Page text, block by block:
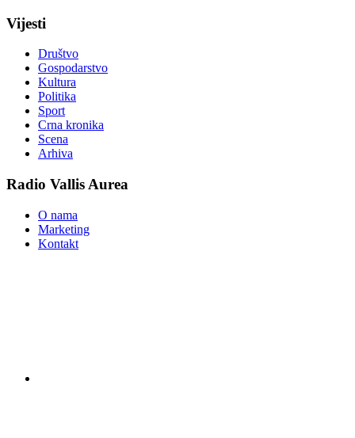
Vijesti
Društvo
Gospodarstvo
Kultura
Politika
Sport
Crna kronika
Scena
Arhiva
Radio Vallis Aurea
O nama
Marketing
Kontakt